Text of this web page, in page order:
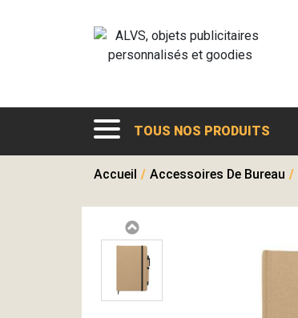
TOUS NOS PRODUITS
Accueil / Accessoires De Bureau /